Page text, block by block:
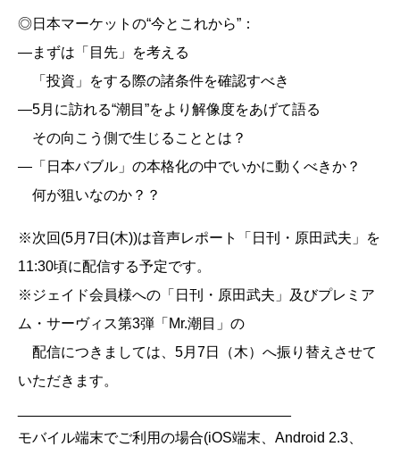
◎日本マーケットの“今とこれから”：
―まずは「目先」を考える
「投資」をする際の諸条件を確認すべき
―5月に訪れる“潮目”をより解像度をあげて語る
その向こう側で生じることとは？
―「日本バブル」の本格化の中でいかに動くべきか？
何が狙いなのか？？
※次回(5月7日(木))は音声レポート「日刊・原田武夫」を
11:30頃に配信する予定です。
※ジェイド会員様への「日刊・原田武夫」及びプレミア
ム・サーヴィス第3弾「Mr.潮目」の
配信につきましては、5月7日（木）へ振り替えさせて
いただきます。
モバイル端末でご利用の場合(iOS端末、Android 2.3、